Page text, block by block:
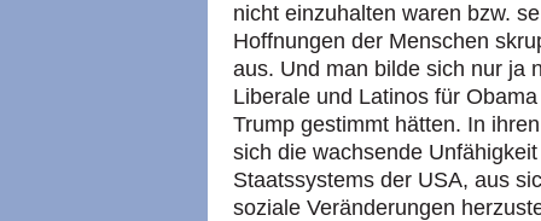
nicht einzuhalten waren bzw.
Hoffnungen der Menschen
aus. Und man bilde sich nur ja
Liberale und Latinos für
Trump gestimmt hätten. In
sich die wachsende
Staatssystems der USA, aus
soziale Veränderungen